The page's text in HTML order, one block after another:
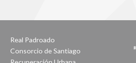
Real Padroado
Consorcio de Santiago